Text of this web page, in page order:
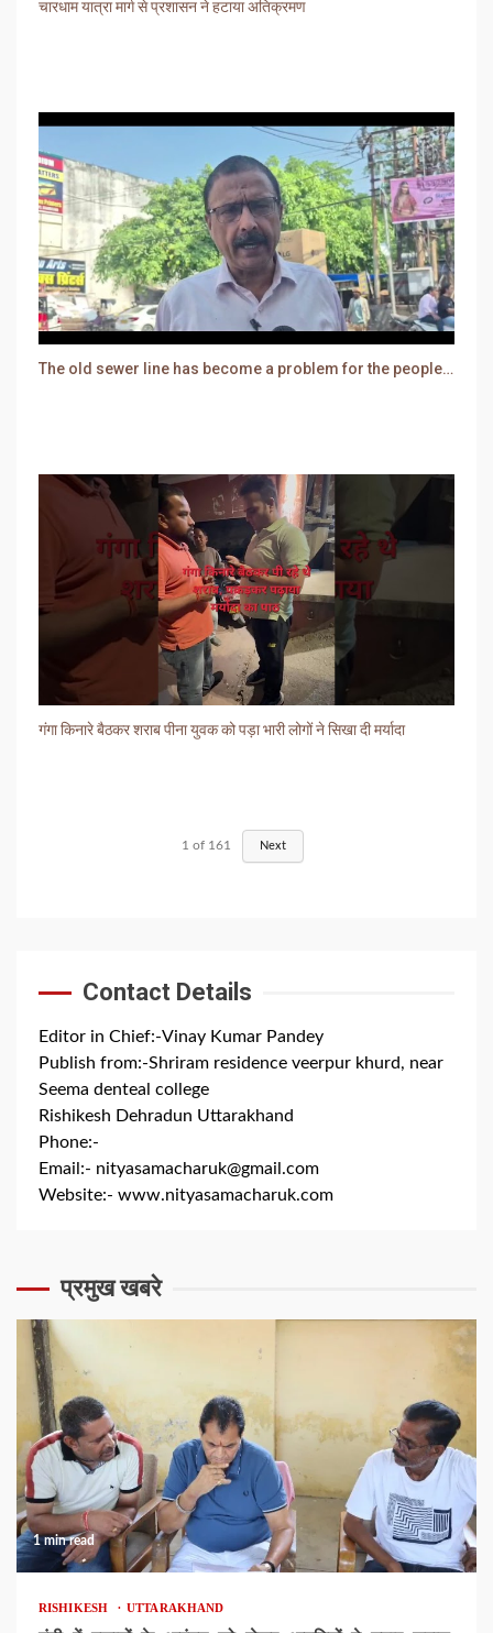
चारधाम यात्रा मार्ग से प्रशासन ने हटाया अतिक्रमण
The old sewer line has become a problem for the people. Sewer water is entering people's houses.
गंगा किनारे बैठकर शराब पीना युवक को पड़ा भारी लोगों ने सिखा दी मर्यादा
1 of 161 Next
Contact Details
Editor in Chief:-Vinay Kumar Pandey
Publish from:-Shriram residence veerpur khurd, near
Seema denteal college
Rishikesh Dehradun Uttarakhand
Phone:-
Email:- nityasamacharuk@gmail.com
Website:- www.nityasamacharuk.com
प्रमुख खबरे
1 min read
RISHIKESH UTTARAKHAND